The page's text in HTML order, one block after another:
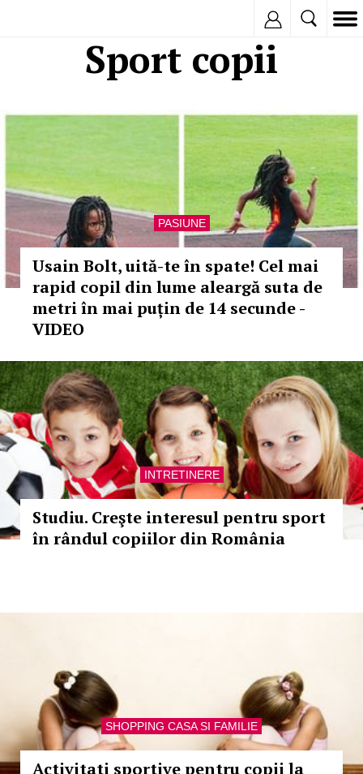
Sport copii
PASIUNE
Usain Bolt, uită-te în spate! Cel mai
rapid copil din lume aleargă suta de
metri în mai puțin de 14 secunde -
VIDEO
INTRETINERE
Studiu. Creşte interesul pentru sport
în rândul copiilor din România
SHOPPING CASA SI FAMILIE
Activitati sportive pentru copii la